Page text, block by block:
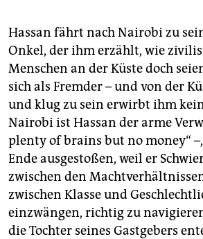
Hassan fährt nach Nairobi zu
Onkel, der ihm erzählt, wie
Menschen an der Küste doch
sich als Fremder – und von der
und klug zu sein erwirbt ihm
Nairobi ist Hassan der arme
plenty of brains but no money“
Ende ausgestoßen, weil er
zwischen den
zwischen Klasse und
einzwängen, richtig zu
die Tochter seines Gastgebers